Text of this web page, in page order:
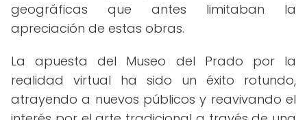
geográficas que antes limitaban la
apreciación de estas obras.
La apuesta del Museo del Prado por la
realidad virtual ha sido un éxito rotundo,
atrayendo a nuevos públicos y reavivando el